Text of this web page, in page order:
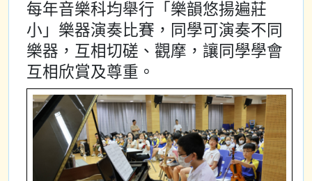
每年音樂科均舉行「樂韻悠揚遍莊
小」樂器演奏比賽，同學可演奏不同
樂器，互相切磋、觀摩，讓同學學會
互相欣賞及尊重。